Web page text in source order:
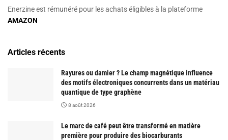
Enerzine est rémunéré pour les achats éligibles à la plateforme
AMAZON
Articles récents
Rayures ou damier ? Le champ magnétique influence
des motifs électroniques concurrents dans un matériau
quantique de type graphène
8 août 2026
Le marc de café peut être transformé en matière
première pour produire des biocarburants